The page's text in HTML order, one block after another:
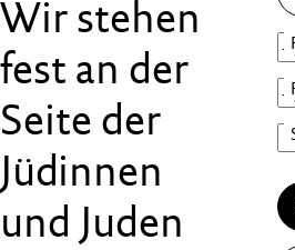
Wir stehen
fest an der
Seite der
Jüdinnen
und Juden